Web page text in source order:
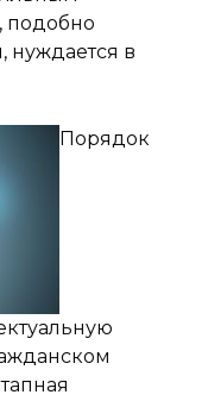
подобно
нуждается в
Порядок